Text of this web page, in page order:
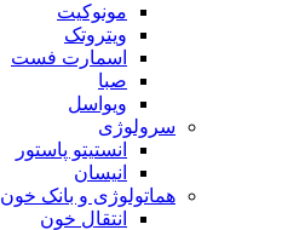
مونوکیت
ویتروتک
اسمارت فست
صبا
ویواسل
سرولوژی
انستیتو پاستور
انیسان
هماتولوژی و بانک خون
انتقال خون